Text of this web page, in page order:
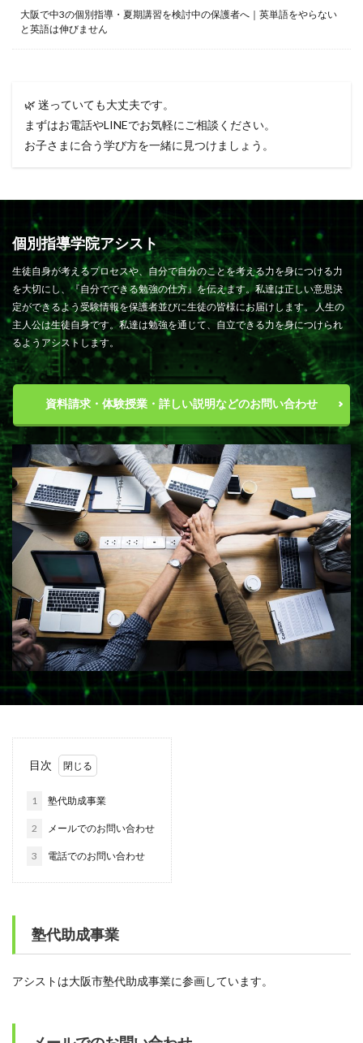
大阪で中3の個別指導・夏期講習を検討中の保護者へ｜英単語をやらない
と英語は伸びません
🌿 迷っていても大丈夫です。
まずはお電話やLINEでお気軽にご相談ください。
お子さまに合う学び方を一緒に見つけましょう。
個別指導学院アシスト
生徒自身が考えるプロセスや、自分で自分のことを考える力を身につける力
を大切にし、『自分でできる勉強の仕方』を伝えます。私達は正しい意思決
定ができるよう受験情報を保護者並びに生徒の皆様にお届けします。 人生の
主人公は生徒自身です。私達は勉強を通じて、自立できる力を身につけられ
るようアシストします。
資料請求・体験授業・詳しい説明などのお問い合わせ
目次
1 塾代助成事業
2 メールでのお問い合わせ
3 電話でのお問い合わせ
塾代助成事業
アシストは大阪市塾代助成事業に参画しています。